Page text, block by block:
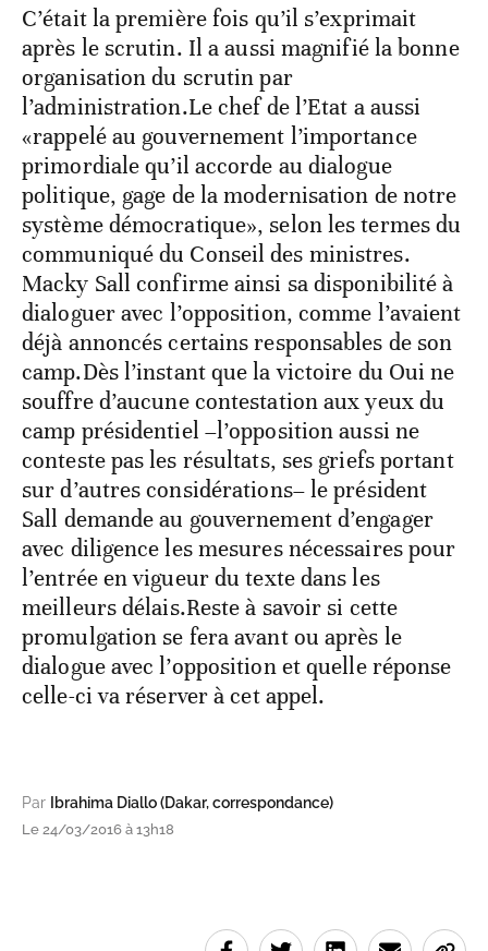
C’était la première fois qu’il s’exprimait
après le scrutin. Il a aussi magnifié la bonne
organisation du scrutin par
l’administration.Le chef de l’Etat a aussi
«rappelé au gouvernement l’importance
primordiale qu’il accorde au dialogue
politique, gage de la modernisation de notre
système démocratique», selon les termes du
communiqué du Conseil des ministres.
Macky Sall confirme ainsi sa disponibilité à
dialoguer avec l’opposition, comme l’avaient
déjà annoncés certains responsables de son
camp.Dès l’instant que la victoire du Oui ne
souffre d’aucune contestation aux yeux du
camp présidentiel –l’opposition aussi ne
conteste pas les résultats, ses griefs portant
sur d’autres considérations– le président
Sall demande au gouvernement d’engager
avec diligence les mesures nécessaires pour
l’entrée en vigueur du texte dans les
meilleurs délais.Reste à savoir si cette
promulgation se fera avant ou après le
dialogue avec l’opposition et quelle réponse
celle-ci va réserver à cet appel.
Par Ibrahima Diallo (Dakar, correspondance)
Le 24/03/2016 à 13h18